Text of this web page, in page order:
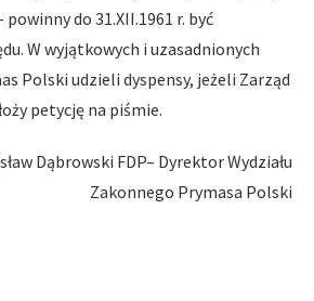
do 31.XII.1961 r. być
W wyjątkowych i uzasadnionych
Polski udzieli dyspensy, jeżeli Zarząd
petycję na piśmie.
Dąbrowski FDP– Dyrektor Wydziału
Zakonnego Prymasa Polski